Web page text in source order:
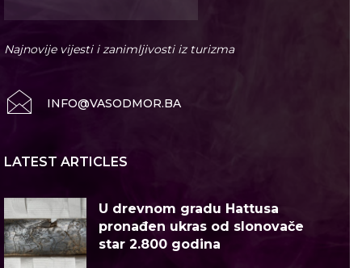
Najnovije vijesti i zanimljivosti iz turizma
INFO@VASODMOR.BA
LATEST ARTICLES
U drevnom gradu Hattusa
pronađen ukras od slonovače
star 2.800 godina